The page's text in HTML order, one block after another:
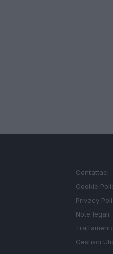
Contattaci
Cookie
Privacy
Note legali
Gestisci